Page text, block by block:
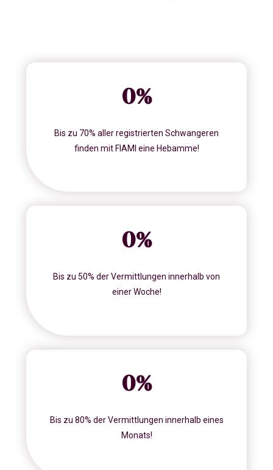
0%
Bis zu 70% aller registrierten Schwangeren
finden mit FIAMI eine Hebamme!
0%
Bis zu 50% der Vermittlungen innerhalb von
einer Woche!
0%
Bis zu 80% der Vermittlungen innerhalb eines
Monats!